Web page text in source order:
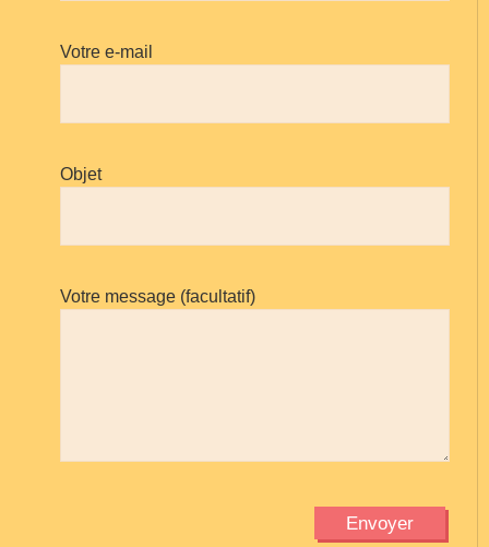
Votre e-mail
Objet
Votre message (facultatif)